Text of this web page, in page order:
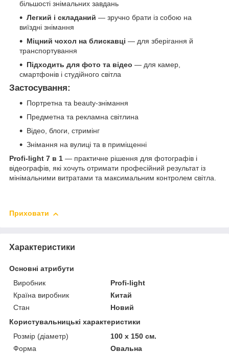
більшості знімальних завдань
Легкий і складаний — зручно брати із собою на
виїздні знімання
Міцний чохол на блискавці — для зберігання й
транспортування
Підходить для фото та відео — для камер,
смартфонів і студійного світла
Застосування:
Портретна та beauty-знімання
Предметна та рекламна світлина
Відео, блоги, стримінг
Знімання на вулиці та в приміщенні
Profi-light 7 в 1 — практичне рішення для фотографів і
відеографів, які хочуть отримати професійний результат із
мінімальними витратами та максимальним контролем світла.
Приховати
Характеристики
Основні атрибути
Виробник
Profi-light
Країна виробник
Китай
Стан
Новий
Користувальницькі характеристики
Розмір (діаметр)
100 х 150 см.
Форма
Овальна